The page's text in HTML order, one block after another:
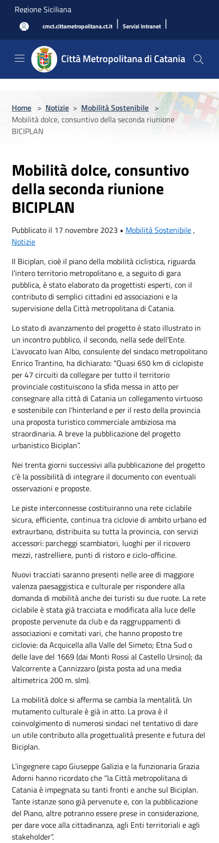
Salta al contenuto principale
Regione Siciliana
cmct.cittametropolitana.ct.it | Servizi Intranet |
Città Metropolitana di Catania
Home > Notizie > Mobilità Sostenibile >
Mobilità dolce, consuntivo della seconda riunione
BICIPLAN
Mobilità dolce, consuntivo
della seconda riunione
BICIPLAN
Pubblicato il 17 novembre 2023 • Mobilità Sostenibile,
Notizie
Il Biciplan, cioè il piano della mobilità ciclistica, riguarda
l’intero territorio metropolitano e, a seguito di gara
pubblica, è stato elaborato da progettisti esperti, con il
contributo di semplici cittadini ed associazioni e la
supervisione della Città metropolitana di Catania.
Lo stato di avanzamento del progetto è stato illustrato in
un incontro pubblico, il secondo, nella sede dell’Ente.
L’avvocato Ivan Albo, consulente del sindaco metropolitano
Enrico Trantino, ha dichiarato: “Quasi 650 km di ciclopiste
per 47 circuiti da collegare per tutto il territorio
provinciale costituiscono la sfida messa in atto per
consegnare alla città di Catania un collegamento virtuoso
e sostenibile con l’hinterland e per il resto della provincia
una proposta turistico commerciale ambiziosa ma
straordinaria. A breve la pubblicazione del progetto
urbanistico Biciplan”.
Nei trenta giorni successivi alla pubblicazione del progetto
c’è la possibilità di integrare il documento con eventuali
osservazioni e proposte.
Le piste interconnesse costituiranno una rete ciclabile
sicura, efficiente, continua tra ciclovie di ambito urbano ed
extraurbano, distribuita su tutta la provincia, con servizi
accessori: parcheggi scambiatori, luoghi per il ricovero
mezzi, rastrelliere, punti di ristoro e ciclo-officine.
Nuovi tracciati saranno presenti nelle aree di maggiore
valenza paesaggistica e culturale per rispondere alla
domanda di mobilità anche dei turisti su due ruote. La rete
ciclabile è stata già tracciata e modificata alla luce delle
proposte pervenute da club e da raggruppamenti di
associazioni e comitati vari, che hanno proposto tre
ciclovie: da Acquicella alla Valle del Simeto; Etna Sud o
delle lave del 1669 (dai Monti Rossi al Castello Ursino); da
Valcorrente a Cannizzaro (pista posta ad una media
altimetrica 200 m. slm).
La mobilità dolce si afferma se cambia la mentalità. Un
mutamento culturale è già in atto. La prova è il
coinvolgimento di numerosi sindaci nel tentativo di dare
un utile contributo alla progettualità presente e futura del
Biciplan.
L’ingegnere capo Giuseppe Galizia e la funzionaria Grazia
Adorni hanno ricordato che “la Città metropolitana di
Catania è impegnata su tanti fronti e anche sul Biciplan.
Tante istanze sono già pervenute e, con la pubblicazione
del Piano, altre potranno essere prese in considerazione,
per dare voce alla cittadinanza, agli Enti territoriali e agli
stakeholder”.